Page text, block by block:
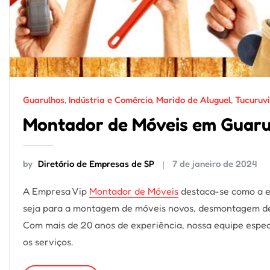
Guarulhos, Indústria e Comércio, Marido de Aluguel, Tucuruvi
Montador de Móveis em
by Diretório de Empresas de SP 7 de janeiro de 2024
A Empresa Vip Montador de Móveis destaca-se como a
seja para a montagem de móveis novos, desmontagem
Com mais de 20 anos de experiência, nossa equipe
os serviços.